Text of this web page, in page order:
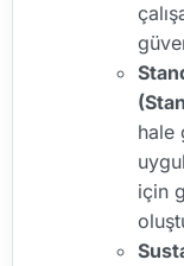
hale
için